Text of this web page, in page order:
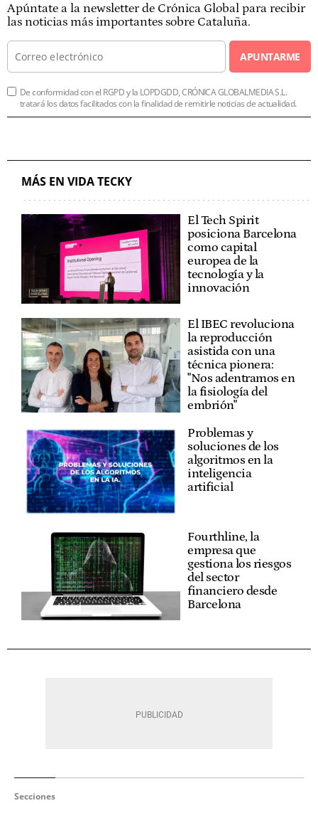
Apúntate a la newsletter de Crónica Global para recibir
las noticias más importantes sobre Cataluña.
APUNTARME
De conformidad con el RGPD y la LOPDGDD, CRÓNICA GLOBALMEDIA S.L.
tratará los datos facilitados con la finalidad de remitirle noticias de actualidad.
MÁS EN VIDA TECKY
El Tech Spirit
posiciona Barcelona
como capital
europea de la
tecnología y la
innovación
El IBEC revoluciona
la reproducción
asistida con una
técnica pionera:
"Nos adentramos en
la fisiología del
embrión"
Problemas y
soluciones de los
algoritmos en la
inteligencia
artificial
Fourthline, la
empresa que
gestiona los riesgos
del sector
financiero desde
Barcelona
Secciones